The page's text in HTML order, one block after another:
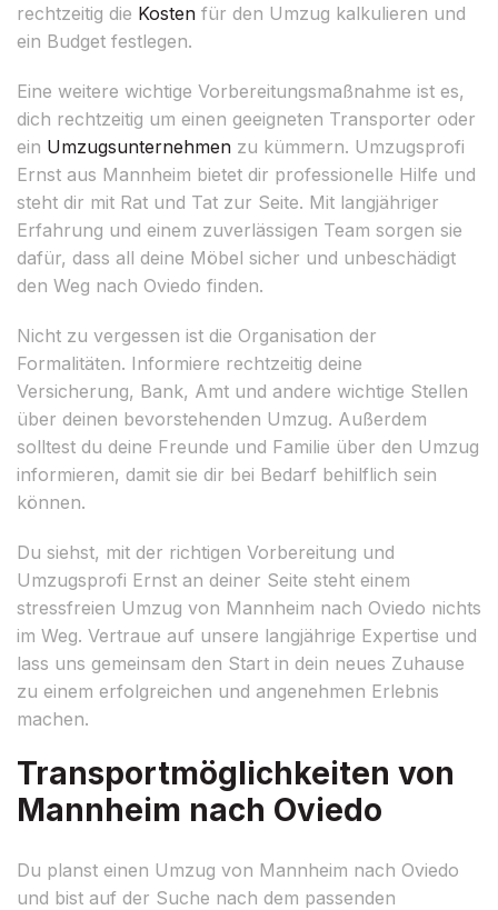
rechtzeitig die Kosten für den Umzug kalkulieren und
ein Budget festlegen.
Eine weitere wichtige Vorbereitungsmaßnahme ist es,
dich rechtzeitig um einen geeigneten Transporter oder
ein Umzugsunternehmen zu kümmern. Umzugsprofi
Ernst aus Mannheim bietet dir professionelle Hilfe und
steht dir mit Rat und Tat zur Seite. Mit langjähriger
Erfahrung und einem zuverlässigen Team sorgen sie
dafür, dass all deine Möbel sicher und unbeschädigt
den Weg nach Oviedo finden.
Nicht zu vergessen ist die Organisation der
Formalitäten. Informiere rechtzeitig deine
Versicherung, Bank, Amt und andere wichtige Stellen
über deinen bevorstehenden Umzug. Außerdem
solltest du deine Freunde und Familie über den Umzug
informieren, damit sie dir bei Bedarf behilflich sein
können.
Du siehst, mit der richtigen Vorbereitung und
Umzugsprofi Ernst an deiner Seite steht einem
stressfreien Umzug von Mannheim nach Oviedo nichts
im Weg. Vertraue auf unsere langjährige Expertise und
lass uns gemeinsam den Start in dein neues Zuhause
zu einem erfolgreichen und angenehmen Erlebnis
machen.
Transportmöglichkeiten von
Mannheim nach Oviedo
Du planst einen Umzug von Mannheim nach Oviedo
und bist auf der Suche nach dem passenden